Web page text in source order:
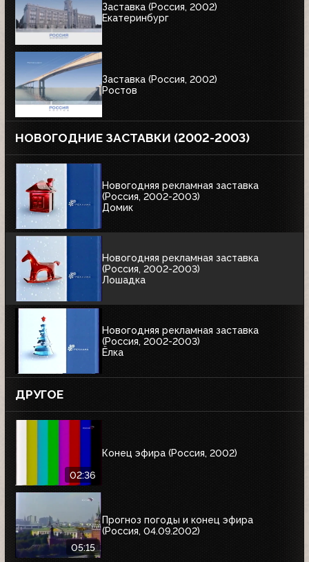
Заставка (Россия, 2002)
Екатеринбург
Заставка (Россия, 2002)
Ростов
НОВОГОДНИЕ ЗАСТАВКИ (2002-2003)
Новогодняя рекламная заставка
(Россия, 2002-2003)
Домик
Новогодняя рекламная заставка
(Россия, 2002-2003)
Лошадка
Новогодняя рекламная заставка
(Россия, 2002-2003)
Ёлка
ДРУГОЕ
02:36
Конец эфира (Россия, 2002)
05:15
Прогноз погоды и конец эфира
(Россия, 04.09.2002)